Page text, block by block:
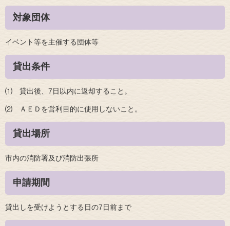
対象団体
イベント等を主催する団体等
貸出条件
⑴ 貸出後、7日以内に返却すること。
⑵ ＡＥＤを営利目的に使用しないこと。
貸出場所
市内の消防署及び消防出張所
申請期間
貸出しを受けようとする日の7日前まで